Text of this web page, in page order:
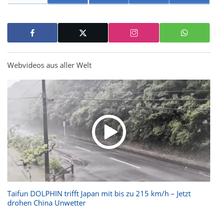
Webvideos aus aller Welt
Taifun DOLPHIN trifft Japan mit bis zu 215 km/h – Jetzt
drohen China Unwetter